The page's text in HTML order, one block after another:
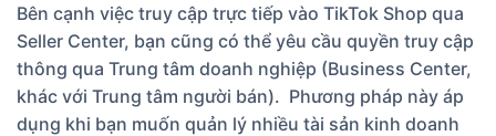
Bên cạnh việc truy cập trực tiếp vào TikTok Shop qua
Seller Center, bạn cũng có thể yêu cầu quyền truy cập
thông qua Trung tâm doanh nghiệp (Business Center,
khác với Trung tâm người bán). Phương pháp này áp
dụng khi bạn muốn quản lý nhiều tài sản kinh doanh